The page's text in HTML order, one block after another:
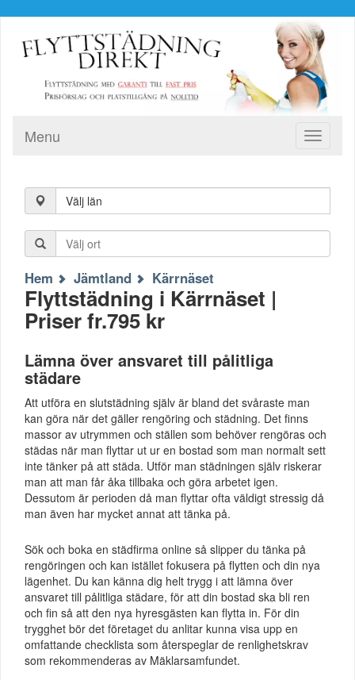
Toggle
Menu
Välj län
Hem Jämtland Kärrnäset
Flyttstädning i Kärrnäset |
Priser fr.795 kr
Lämna över ansvaret till pålitliga
städare
Att utföra en slutstädning själv är bland det svåraste man
kan göra när det gäller rengöring och städning. Det finns
massor av utrymmen och ställen som behöver rengöras och
städas när man flyttar ut ur en bostad som man normalt sett
inte tänker på att städa. Utför man städningen själv riskerar
man att man får åka tillbaka och göra arbetet igen.
Dessutom är perioden då man flyttar ofta väldigt stressig då
man även har mycket annat att tänka på.
Sök och boka en städfirma online så slipper du tänka på
rengöringen och kan istället fokusera på flytten och din nya
lägenhet. Du kan känna dig helt trygg i att lämna över
ansvaret till pålitliga städare, för att din bostad ska bli ren
och fin så att den nya hyresgästen kan flytta in. För din
trygghet bör det företaget du anlitar kunna visa upp en
omfattande checklista som återspeglar de renlighetskrav
som rekommenderas av Mäklarsamfundet.